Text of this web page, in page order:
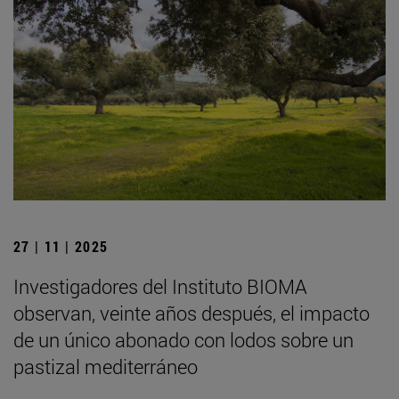
27 | 11 | 2025
Investigadores del Instituto BIOMA
observan, veinte años después, el impacto
de un único abonado con lodos sobre un
pastizal mediterráneo